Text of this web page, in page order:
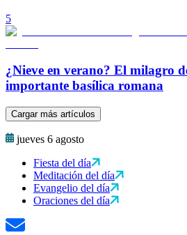
5
¿Nieve en verano? El milagro
importante basílica romana
Cargar más artículos
jueves 6 agosto
Fiesta del día
Meditación del día
Evangelio del día
Oraciones del día